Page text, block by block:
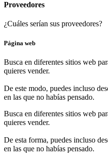
Proveedores
¿Cuáles serían sus proveedores?
Página web
Busca en diferentes sitios web
quieres vender.
De este modo, puedes incluso
en las que no habías pensado.
Busca en diferentes sitios web
quieres vender.
De esta forma, puedes incluso
en las que no habías pensado.